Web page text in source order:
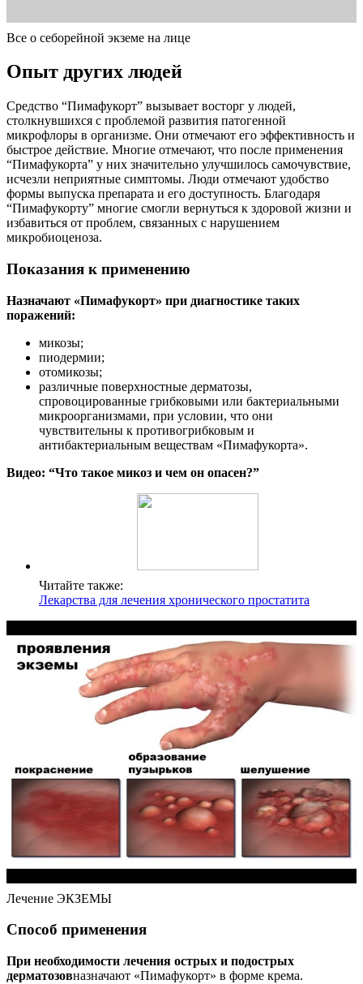
Все о себорейной экземе на лице
Опыт других людей
Средство “Пимафукорт” вызывает восторг у людей,
столкнувшихся с проблемой развития патогенной
микрофлоры в организме. Они отмечают его эффективность и
быстрое действие. Многие отмечают, что после применения
“Пимафукорта” у них значительно улучшилось самочувствие,
исчезли неприятные симптомы. Люди отмечают удобство
формы выпуска препарата и его доступность. Благодаря
“Пимафукорту” многие смогли вернуться к здоровой жизни и
избавиться от проблем, связанных с нарушением
микробиоценоза.
Показания к применению
Назначают «Пимафукорт» при диагностике таких
поражений:
микозы;
пиодермии;
отомикозы;
различные поверхностные дерматозы,
спровоцированные грибковыми или бактериальными
микроорганизмами, при условии, что они
чувствительны к противогрибковым и
антибактериальным веществам «Пимафукорта».
Видео: “Что такое микоз и чем он опасен?”
Читайте также:
Лекарства для лечения хронического простатита
Лечение ЭКЗЕМЫ
Способ применения
При необходимости лечения острых и подострых
дерматозовназначают «Пимафукорт» в форме крема.